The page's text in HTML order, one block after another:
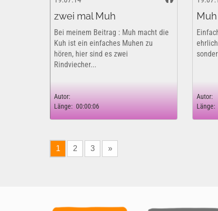
zwei mal Muh
Bei meinem Beitrag : Muh macht die
Kuh ist ein einfaches Muhen zu
hören, hier sind es zwei
Rindviecher...
Autor:
Länge: 00:00:06
Autor:
Länge:
1 2 3 »